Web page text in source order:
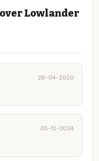
Lowlander
28-04-2020
05-12-2024